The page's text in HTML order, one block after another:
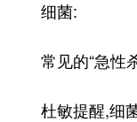
多语种频道
细菌:
常见的“急性
杜敏提醒,细菌